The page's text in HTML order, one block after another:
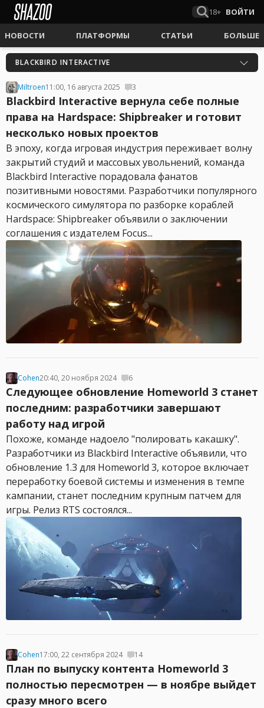
18+ ВОЙТИ
НОВОСТИ ПЛАТФОРМЫ СТАТЬИ БОЛЬШЕ
BLACKBIRD INTERACTIVE
Miltroen11:00, 16 августа 2025 3
Blackbird Interactive вернула себе полные
права на Hardspace: Shipbreaker и готовит
несколько новых проектов
В эпоху, когда игровая индустрия переживает волну
закрытий студий и массовых увольнений, команда
Blackbird Interactive порадовала фанатов
позитивными новостями. Разработчики популярного
космического симулятора по разборке кораблей
Hardspace: Shipbreaker объявили о заключении
соглашения с издателем Focus...
Cohen20:40, 20 ноября 2024 6
Следующее обновление Homeworld 3 станет
последним: разработчики завершают
работу над игрой
Похоже, команде надоело "полировать какашку".
Разработчики из Blackbird Interactive объявили, что
обновление 1.3 для Homeworld 3, которое включает
переработку боевой системы и изменения в темпе
кампании, станет последним крупным патчем для
игры. Релиз RTS состоялся...
Cohen17:00, 22 сентября 2024 14
План по выпуску контента Homeworld 3
полностью пересмотрен — в ноябре выйдет
сразу много всего